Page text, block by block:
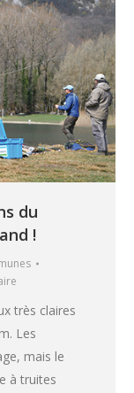
du
!
très claires
Les
mais le
à truites